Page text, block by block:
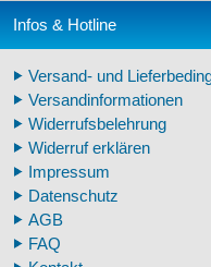
Arm-/Beinskelette Mensch
Zähne Warzenschwein
Veterinär - Lehrmittel
Fossilreplikate Mensch
Pferdemähnen
Fußspuren museal
Tierhörner
Infos & Hotline
Versand- und
Versandinformationen
Widerrufsbelehrung
Widerruf erklären
Impressum
Datenschutz
AGB
FAQ